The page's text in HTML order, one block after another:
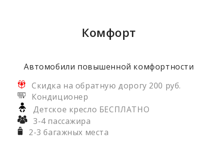
Комфорт
Автомобили повышенной комфортности
Скидка на обратную дорогу 200 руб.
Кондиционер
Детское кресло БЕСПЛАТНО
3-4 пассажира
2-3 багажных места